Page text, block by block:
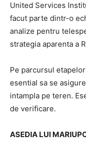
United Services
facut parte dintr-o
analize pentru
strategia aparenta a
Pe parcursul
esential sa se
intampla pe teren.
de verificare.
ASEDIA LUI